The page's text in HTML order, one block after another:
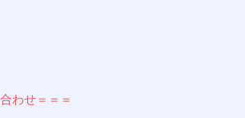
わせ＝＝＝